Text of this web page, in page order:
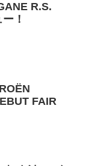
R.S.
！
FAIR